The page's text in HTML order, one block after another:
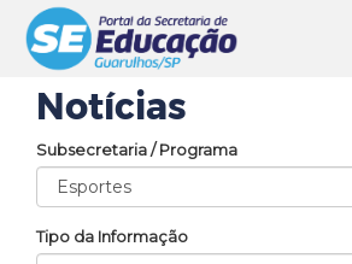
Notícias
Subsecretaria / Programa
Tipo da Informação